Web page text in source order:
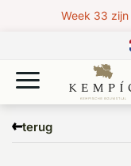
Week 33
terug
barcelona